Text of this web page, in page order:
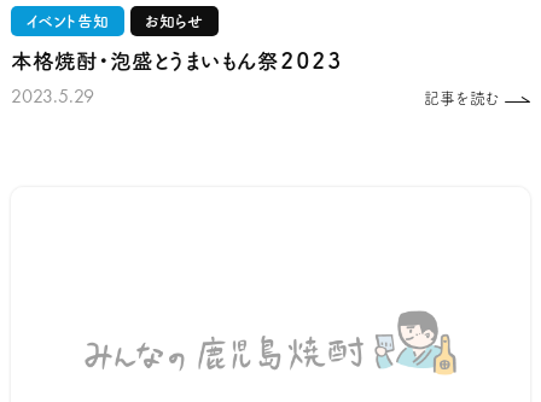
イベント告知 お知らせ
本格焼酎・泡盛とうまいもん祭２０２３
2023.5.29 記事を読む